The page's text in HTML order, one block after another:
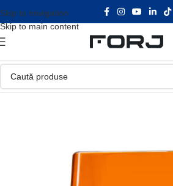
Skip to navigation
Skip to main content